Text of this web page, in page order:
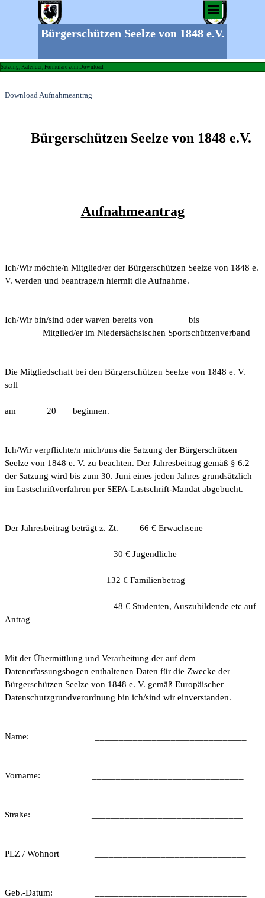
Bürgerschützen Seelze von 1848 e.V.
Satzung, Kalender, Formulare zum Download
Download Aufnahmeantrag
Bürgerschützen Seelze von 1848 e.V.
Aufnahmeantrag
Ich/Wir möchte/n Mitglied/er der Bürgerschützen Seelze von 1848 e.
V. werden und beantrage/n hiermit die Aufnahme.
Ich/Wir bin/sind oder war/en bereits von bis
Mitglied/er im Niedersächsischen Sportschützenverband
Die Mitgliedschaft bei den Bürgerschützen Seelze von 1848 e. V.
soll
am 20 beginnen.
Ich/Wir verpflichte/n mich/uns die Satzung der Bürgerschützen
Seelze von 1848 e. V. zu beachten. Der Jahresbeitrag gemäß § 6.2
der Satzung wird bis zum 30. Juni eines jeden Jahres grundsätzlich
im Lastschriftverfahren per SEPA-Lastschrift-Mandat abgebucht.
Der Jahresbeitrag beträgt z. Zt. 66 € Erwachsene
30 € Jugendliche
132 € Familienbetrag
48 € Studenten, Auszubildende etc auf
Antrag
Mit der Übermittlung und Verarbeitung der auf dem
Datenerfassungsbogen enthaltenen Daten für die Zwecke der
Bürgerschützen Seelze von 1848 e. V. gemäß Europäischer
Datenschutzgrundverordnung bin ich/sind wir einverstanden.
Name:
Vorname:
Straße:
PLZ / Wohnort
Geb.-Datum: